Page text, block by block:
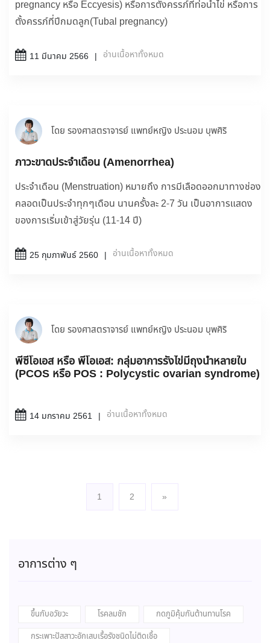
pregnancy หรือ Eccyesis) หรือการตั้งครรภ์ที่ท่อนำไข่ หรือการ
ตั้งครรภ์ที่ปีกมดลูก(Tubal pregnancy)
11 มีนาคม 2566 อ่านเนื้อหาทั้งหมด
โดย รองศาสตราจารย์ แพทย์หญิง ประนอม บุพศิริ
ภาวะขาดประจำเดือน (Amenorrhea)
ประจำเดือน (Menstruation) หมายถึง การมีเลือดออกมาทางช่อง
คลอดเป็นประจำทุกๆเดือน นานครั้งละ 2-7 วัน เป็นอาการแสดง
ของการเริ่มเข้าสู่วัยรุ่น (11-14 ปี)
25 กุมภาพันธ์ 2560 อ่านเนื้อหาทั้งหมด
โดย รองศาสตราจารย์ แพทย์หญิง ประนอม บุพศิริ
พีซีโอเอส หรือ พีโอเอส: กลุ่มอาการรังไข่มีถุงน้ำหลายใบ
(PCOS หรือ POS : Polycystic ovarian syndrome)
14 มกราคม 2561 อ่านเนื้อหาทั้งหมด
1 (current)2 »
อาการต่าง ๆ
ขึ้นกับอวัยวะ โรคลมชัก
กดภูมิคุ้มกันต้านทานโรค
กระเพาะปัสสาวะอักเสบเรื้อรังชนิดไม่ติดเชื้อ